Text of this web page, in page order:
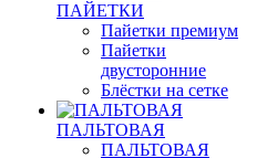
ПАЙЕТКИ
Пайетки премиум
Пайетки
двусторонние
Блёстки на сетке
ПАЛЬТОВАЯ
ПАЛЬТОВАЯ